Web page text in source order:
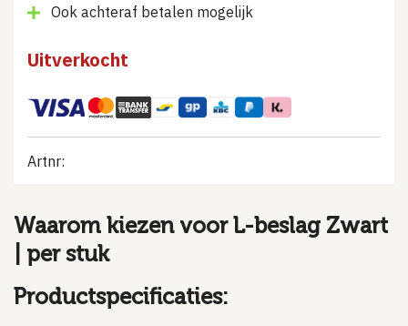
Ook achteraf betalen mogelijk
Uitverkocht
Artnr:
Waarom kiezen voor L-beslag Zwart
| per stuk
Productspecificaties: